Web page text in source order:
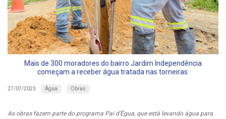
Mais de 300 moradores do bairro Jardim Independência
começam a receber água tratada nas torneiras
27/07/2023 Água Obras
As obras fazem parte do programa Pai d’Égua, que está levando água para